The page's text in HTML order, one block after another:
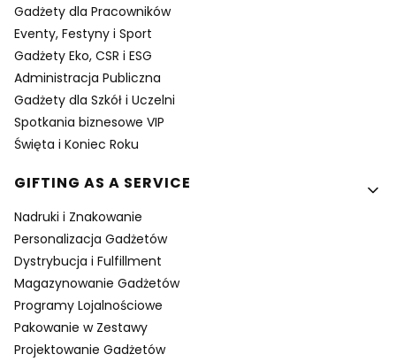
Gadżety dla Pracowników
Eventy, Festyny i Sport
Gadżety Eko, CSR i ESG
Administracja Publiczna
Gadżety dla Szkół i Uczelni
Spotkania biznesowe VIP
Święta i Koniec Roku
GIFTING AS A SERVICE
Nadruki i Znakowanie
Personalizacja Gadżetów
Dystrybucja i Fulfillment
Magazynowanie Gadżetów
Programy Lojalnościowe
Pakowanie w Zestawy
Projektowanie Gadżetów